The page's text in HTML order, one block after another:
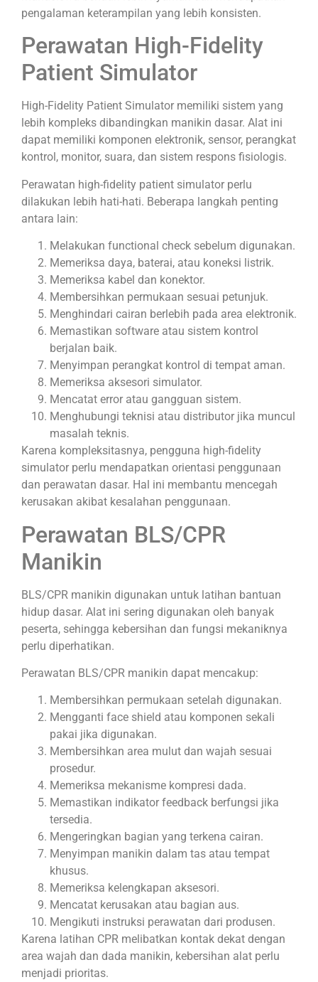
pengalaman keterampilan yang lebih konsisten.
Perawatan High-Fidelity
Patient Simulator
High-Fidelity Patient Simulator memiliki sistem yang
lebih kompleks dibandingkan manikin dasar. Alat ini
dapat memiliki komponen elektronik, sensor, perangkat
kontrol, monitor, suara, dan sistem respons fisiologis.
Perawatan high-fidelity patient simulator perlu
dilakukan lebih hati-hati. Beberapa langkah penting
antara lain:
Melakukan functional check sebelum digunakan.
Memeriksa daya, baterai, atau koneksi listrik.
Memeriksa kabel dan konektor.
Membersihkan permukaan sesuai petunjuk.
Menghindari cairan berlebih pada area elektronik.
Memastikan software atau sistem kontrol
berjalan baik.
Menyimpan perangkat kontrol di tempat aman.
Memeriksa aksesori simulator.
Mencatat error atau gangguan sistem.
Menghubungi teknisi atau distributor jika muncul
masalah teknis.
Karena kompleksitasnya, pengguna high-fidelity
simulator perlu mendapatkan orientasi penggunaan
dan perawatan dasar. Hal ini membantu mencegah
kerusakan akibat kesalahan penggunaan.
Perawatan BLS/CPR
Manikin
BLS/CPR manikin digunakan untuk latihan bantuan
hidup dasar. Alat ini sering digunakan oleh banyak
peserta, sehingga kebersihan dan fungsi mekaniknya
perlu diperhatikan.
Perawatan BLS/CPR manikin dapat mencakup:
Membersihkan permukaan setelah digunakan.
Mengganti face shield atau komponen sekali
pakai jika digunakan.
Membersihkan area mulut dan wajah sesuai
prosedur.
Memeriksa mekanisme kompresi dada.
Memastikan indikator feedback berfungsi jika
tersedia.
Mengeringkan bagian yang terkena cairan.
Menyimpan manikin dalam tas atau tempat
khusus.
Memeriksa kelengkapan aksesori.
Mencatat kerusakan atau bagian aus.
Mengikuti instruksi perawatan dari produsen.
Karena latihan CPR melibatkan kontak dekat dengan
area wajah dan dada manikin, kebersihan alat perlu
menjadi prioritas.